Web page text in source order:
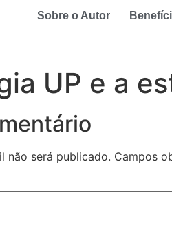
Sobre o Autor
UP e a
não será publicado. Campos